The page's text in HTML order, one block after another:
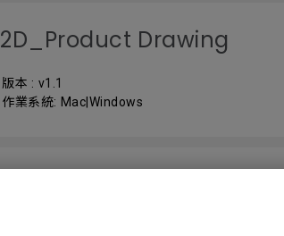
2D_Product Drawing
版本 : v1.1
作業系統: Mac|Windows